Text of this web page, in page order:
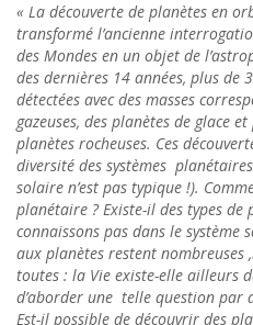
« La découverte de planètes en
transformé l’ancienne
des Mondes en un objet de
des dernières 14 années, plus de
détectées avec des masses
gazeuses, des planètes de glace
planètes rocheuses. Ces
diversité des systèmes
solaire n’est pas typique !).
planétaire ? Existe-il des types de
connaissons pas dans le système
aux planètes restent nombreuses
toutes : la Vie existe-elle ailleurs
d’aborder une telle question par
Est-il possible de découvrir des